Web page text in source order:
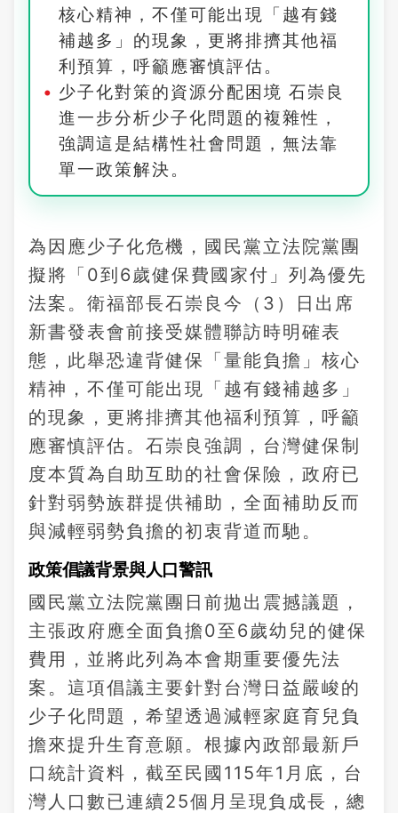
核心精神，不僅可能出現「越有錢
補越多」的現象，更將排擠其他福
利預算，呼籲應審慎評估。
少子化對策的資源分配困境 石崇良
進一步分析少子化問題的複雜性，
強調這是結構性社會問題，無法靠
單一政策解決。
為因應少子化危機，國民黨立法院黨團
擬將「0到6歲健保費國家付」列為優先
法案。衛福部長石崇良今（3）日出席
新書發表會前接受媒體聯訪時明確表
態，此舉恐違背健保「量能負擔」核心
精神，不僅可能出現「越有錢補越多」
的現象，更將排擠其他福利預算，呼籲
應審慎評估。石崇良強調，台灣健保制
度本質為自助互助的社會保險，政府已
針對弱勢族群提供補助，全面補助反而
與減輕弱勢負擔的初衷背道而馳。
政策倡議背景與人口警訊
國民黨立法院黨團日前拋出震撼議題，
主張政府應全面負擔0至6歲幼兒的健保
費用，並將此列為本會期重要優先法
案。這項倡議主要針對台灣日益嚴峻的
少子化問題，希望透過減輕家庭育兒負
擔來提升生育意願。根據內政部最新戶
口統計資料，截至民國115年1月底，台
灣人口數已連續25個月呈現負成長，總